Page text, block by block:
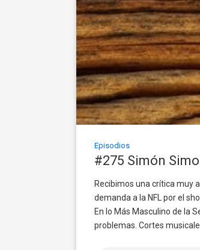
Episodios
#275 Simón
Recibimos una crítica muy
demanda a la NFL por el
En lo Más Masculino de la
problemas. Cortes